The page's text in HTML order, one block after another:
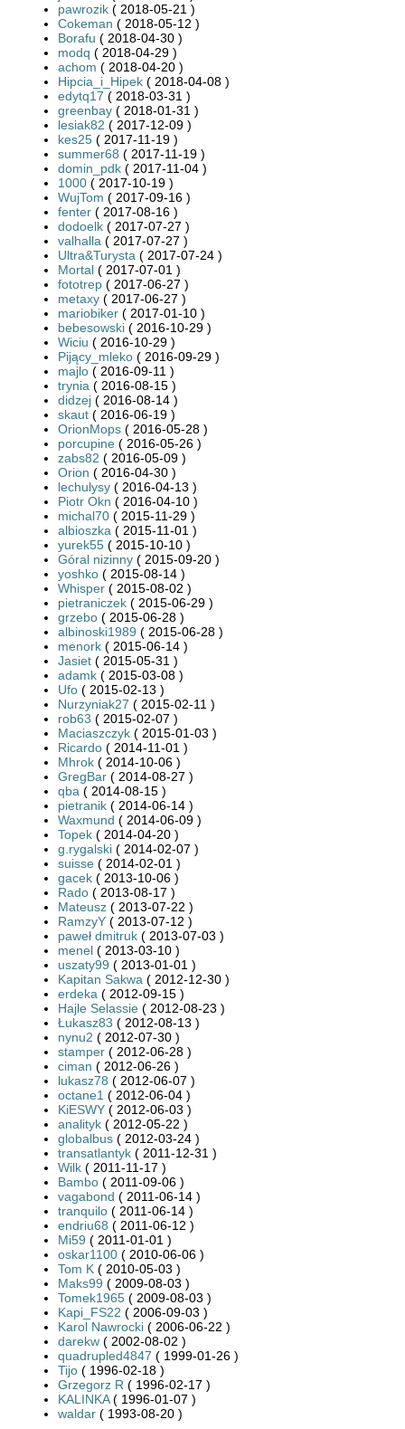
pawrozik ( 2018-05-21 )
Cokeman ( 2018-05-12 )
Borafu ( 2018-04-30 )
modq ( 2018-04-29 )
achom ( 2018-04-20 )
Hipcia_i_Hipek ( 2018-04-08 )
edytq17 ( 2018-03-31 )
greenbay ( 2018-01-31 )
lesiak82 ( 2017-12-09 )
kes25 ( 2017-11-19 )
summer68 ( 2017-11-19 )
domin_pdk ( 2017-11-04 )
1000 ( 2017-10-19 )
WujTom ( 2017-09-16 )
fenter ( 2017-08-16 )
dodoelk ( 2017-07-27 )
valhalla ( 2017-07-27 )
Ultra&Turysta ( 2017-07-24 )
Mortal ( 2017-07-01 )
fototrep ( 2017-06-27 )
metaxy ( 2017-06-27 )
mariobiker ( 2017-01-10 )
bebesowski ( 2016-10-29 )
Wiciu ( 2016-10-29 )
Pijący_mleko ( 2016-09-29 )
majlo ( 2016-09-11 )
trynia ( 2016-08-15 )
didzej ( 2016-08-14 )
skaut ( 2016-06-19 )
OrionMops ( 2016-05-28 )
porcupine ( 2016-05-26 )
zabs82 ( 2016-05-09 )
Orion ( 2016-04-30 )
lechulysy ( 2016-04-13 )
Piotr Okn ( 2016-04-10 )
michal70 ( 2015-11-29 )
albioszka ( 2015-11-01 )
yurek55 ( 2015-10-10 )
Góral nizinny ( 2015-09-20 )
yoshko ( 2015-08-14 )
Whisper ( 2015-08-02 )
pietraniczek ( 2015-06-29 )
grzebo ( 2015-06-28 )
albinoski1989 ( 2015-06-28 )
menork ( 2015-06-14 )
Jasiet ( 2015-05-31 )
adamk ( 2015-03-08 )
Ufo ( 2015-02-13 )
Nurzyniak27 ( 2015-02-11 )
rob63 ( 2015-02-07 )
Maciaszczyk ( 2015-01-03 )
Ricardo ( 2014-11-01 )
Mhrok ( 2014-10-06 )
GregBar ( 2014-08-27 )
qba ( 2014-08-15 )
pietranik ( 2014-06-14 )
Waxmund ( 2014-06-09 )
Topek ( 2014-04-20 )
g.rygalski ( 2014-02-07 )
suisse ( 2014-02-01 )
gacek ( 2013-10-06 )
Rado ( 2013-08-17 )
Mateusz ( 2013-07-22 )
RamzyY ( 2013-07-12 )
paweł dmitruk ( 2013-07-03 )
menel ( 2013-03-10 )
uszaty99 ( 2013-01-01 )
Kapitan Sakwa ( 2012-12-30 )
erdeka ( 2012-09-15 )
Hajle Selassie ( 2012-08-23 )
Łukasz83 ( 2012-08-13 )
nynu2 ( 2012-07-30 )
stamper ( 2012-06-28 )
ciman ( 2012-06-26 )
lukasz78 ( 2012-06-07 )
octane1 ( 2012-06-04 )
KiESWY ( 2012-06-03 )
analityk ( 2012-05-22 )
globalbus ( 2012-03-24 )
transatlantyk ( 2011-12-31 )
Wilk ( 2011-11-17 )
Bambo ( 2011-09-06 )
vagabond ( 2011-06-14 )
tranquilo ( 2011-06-14 )
endriu68 ( 2011-06-12 )
Mi59 ( 2011-01-01 )
oskar1100 ( 2010-06-06 )
Tom K ( 2010-05-03 )
Maks99 ( 2009-08-03 )
Tomek1965 ( 2009-08-03 )
Kapi_FS22 ( 2006-09-03 )
Karol Nawrocki ( 2006-06-22 )
darekw ( 2002-08-02 )
quadrupled4847 ( 1999-01-26 )
Tijo ( 1996-02-18 )
Grzegorz R ( 1996-02-17 )
KALINKA( 1996-01-07 )
waldar ( 1993-08-20 )